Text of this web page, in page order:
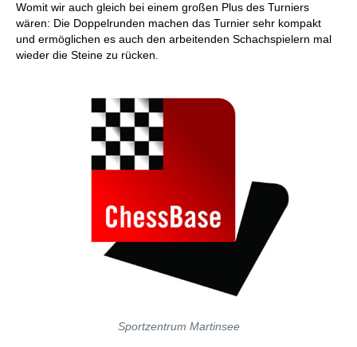
Womit wir auch gleich bei einem großen Plus des Turniers
wären: Die Doppelrunden machen das Turnier sehr kompakt
und ermöglichen es auch den arbeitenden Schachspielern mal
wieder die Steine zu rücken.
Sportzentrum Martinsee